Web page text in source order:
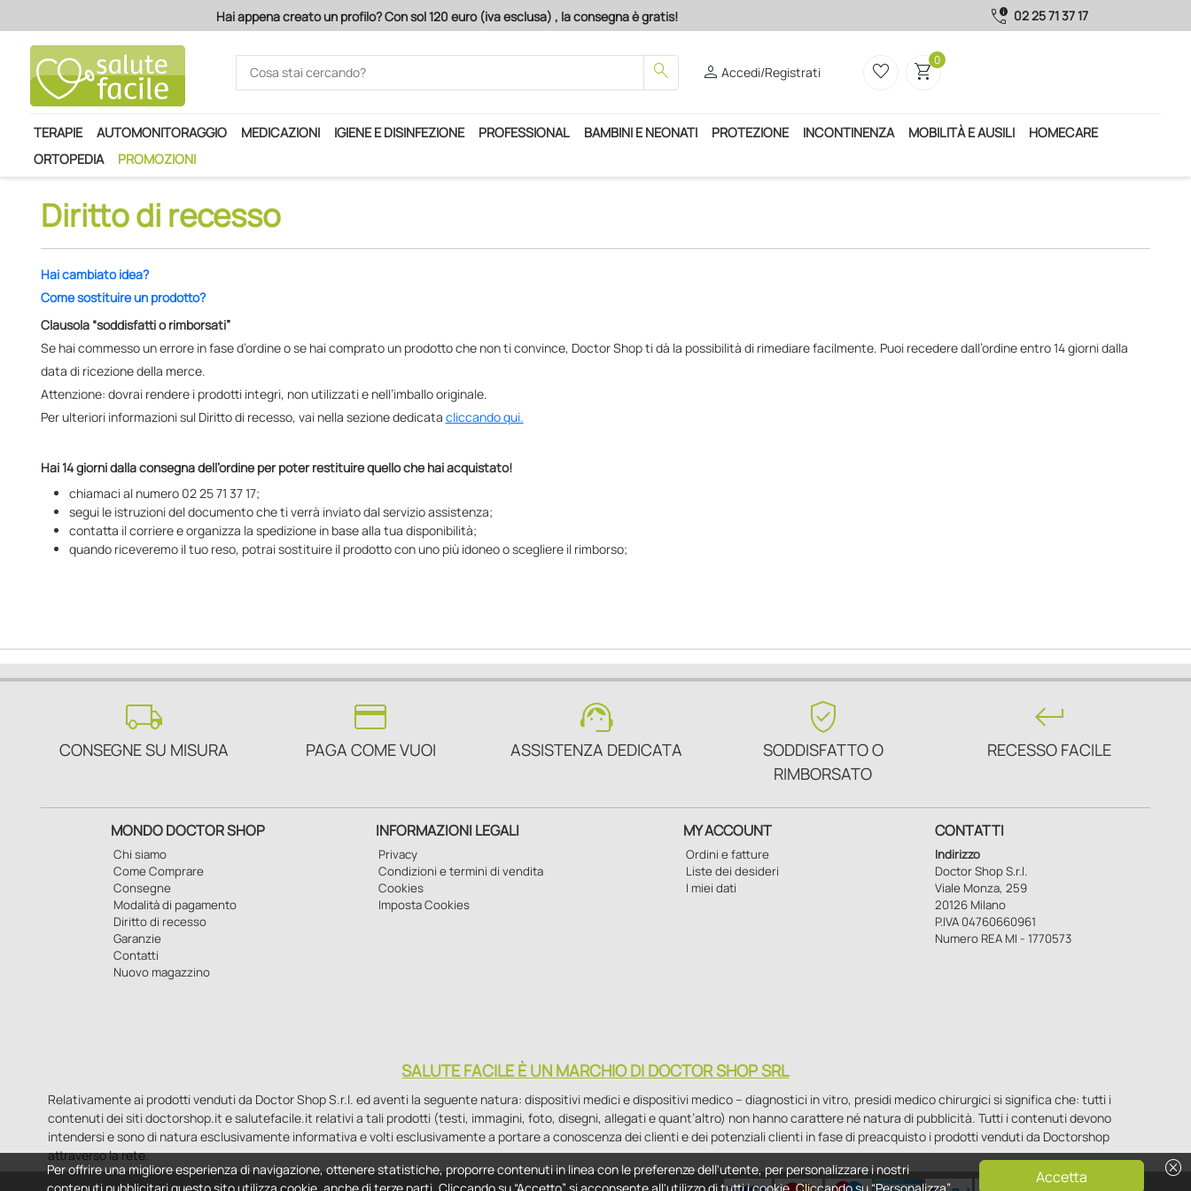
Hai appena creato un profilo? Con sol 120 euro (iva esclusa) , la consegna è gratis! call_quality 02 25 71 37 17
search personAccedi/Registrati favorite_border shopping_cart0
TERAPIE AUTOMONITORAGGIO MEDICAZIONI IGIENE E DISINFEZIONE PROFESSIONAL BAMBINI E NEONATI PROTEZIONE INCONTINENZA MOBILITÀ E AUSILI
HOMECARE
ORTOPEDIA
PROMOZIONI
Diritto di recesso
Hai cambiato idea?
Come sostituire un prodotto?
Clausola “soddisfatti o rimborsati”
Se hai commesso un errore in fase d’ordine o se hai comprato un prodotto che non ti convince, Doctor Shop ti dà la possibilità di rimediare facilmente. Puoi recedere dall’ordine entro 14 giorni dalla
data di ricezione della merce.
Attenzione: dovrai rendere i prodotti integri, non utilizzati e nell’imballo originale.
Per ulteriori informazioni sul Diritto di recesso, vai nella sezione dedicata cliccando qui.
Hai 14 giorni dalla consegna dell’ordine per poter restituire quello che hai acquistato!
chiamaci al numero 02 25 71 37 17;
segui le istruzioni del documento che ti verrà inviato dal servizio assistenza;
contatta il corriere e organizza la spedizione in base alla tua disponibilità;
quando riceveremo il tuo reso, potrai sostituire il prodotto con uno più idoneo o scegliere il rimborso;
local_shipping
CONSEGNE SU MISURA
credit_card
PAGA COME VUOI
support_agent
ASSISTENZA DEDICATA
verified_user
SODDISFATTO O
RIMBORSATO
keyboard_return
RECESSO FACILE
MONDO DOCTOR SHOP
Chi siamo
Come Comprare
Consegne
Modalità di pagamento
Diritto di recesso
Garanzie
Contatti
Nuovo magazzino
INFORMAZIONI LEGALI
Privacy
Condizioni e termini di vendita
Cookies
Imposta Cookies
MY ACCOUNT
Ordini e fatture
Liste dei desideri
I miei dati
CONTATTI
Indirizzo
Doctor Shop S.r.l.
Viale Monza, 259
20126 Milano
P.IVA 04760660961
Numero REA MI - 1770573
SALUTE FACILE È UN MARCHIO DI DOCTOR SHOP SRL
Relativamente ai prodotti venduti da Doctor Shop S.r.l. ed aventi la seguente natura: dispositivi medici e dispositivi medico – diagnostici in vitro, presidi medico chirurgici si significa che: tutti i
contenuti dei siti doctorshop.it e salutefacile.it relativi a tali prodotti (testi, immagini, foto, disegni, allegati e quant’altro) non hanno carattere né natura di pubblicità. Tutti i contenuti devono
intendersi e sono di natura esclusivamente informativa e volti esclusivamente a portare a conoscenza dei clienti e dei potenziali clienti in fase di preacquisto i prodotti venduti da Doctorshop
attraverso la rete.
cancel
Per offrire una migliore esperienza di navigazione, ottenere statistiche, proporre contenuti in linea con le preferenze dell'utente, per personalizzare i nostri
Accetta